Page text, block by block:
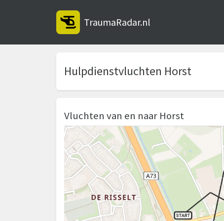
TraumaRadar.nl
Hulpdienstvluchten Horst
Vluchten van en naar Horst